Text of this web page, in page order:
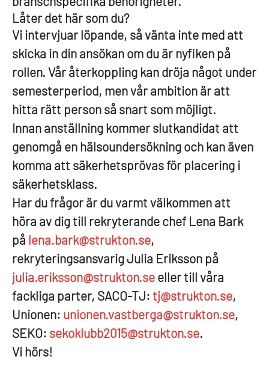
Låter det här som du?
Vi intervjuar löpande, så vänta inte med att
skicka in din ansökan om du är nyfiken på
rollen. Vår återkoppling kan dröja något under
semesterperiod, men vår ambition är att
hitta rätt person så snart som möjligt.
Innan anställning kommer slutkandidat att
genomgå en hälsoundersökning och kan även
komma att säkerhetsprövas för placering i
säkerhetsklass.
Har du frågor är du varmt välkommen att
höra av dig till rekryterande chef Lena Bark
på lena.bark@strukton.se,
rekryteringsansvarig Julia Eriksson på
julia.eriksson@strukton.se eller till våra
fackliga parter, SACO-TJ: tj@strukton.se,
Unionen: unionen.vastberga@strukton.se,
SEKO: sekoklubb2015@strukton.se.
Vi hörs!